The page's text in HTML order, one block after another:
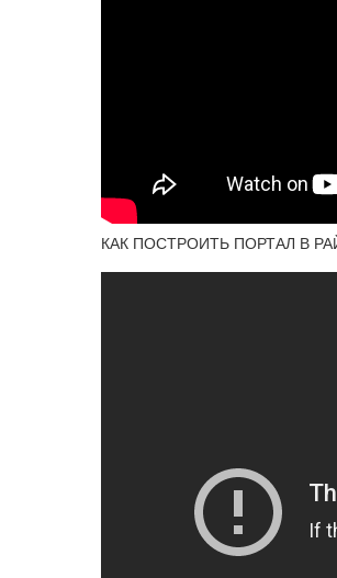
КАК ПОСТРОИТЬ ПОРТАЛ В